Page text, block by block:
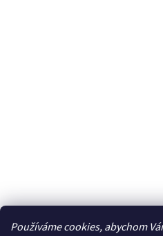
Používáme cookies, abychom